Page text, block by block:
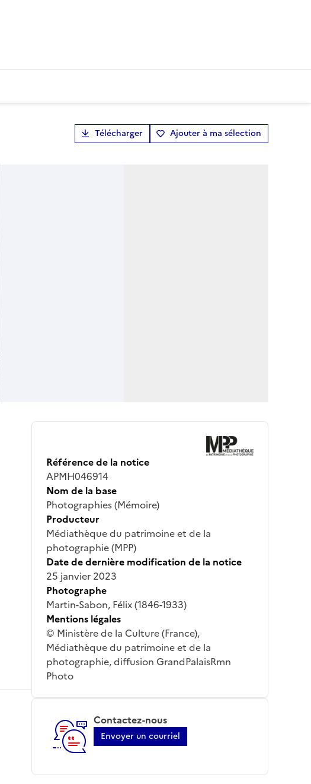
Télécharger Ajouter à ma sélection
Référence de la notice
APMH046914
Nom de la base
Photographies (Mémoire)
Producteur
Médiathèque du patrimoine et de la
photographie (MPP)
Date de dernière modification de la notice
25 janvier 2023
Photographe
Martin-Sabon, Félix (1846-1933)
Mentions légales
© Ministère de la Culture (France),
Médiathèque du patrimoine et de la
photographie, diffusion GrandPalaisRmn
Photo
Contactez-nous
Envoyer un courriel